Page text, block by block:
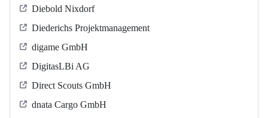
Diebold Nixdorf
Diederichs Projektmanagement
digame GmbH
DigitasLBi AG
Direct Scouts GmbH
dnata Cargo GmbH